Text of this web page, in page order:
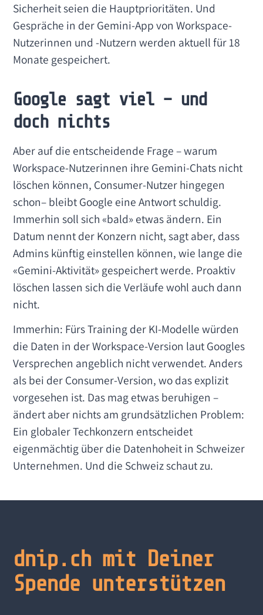
Sicherheit seien die Hauptprioritäten. Und
Gespräche in der Gemini-App von Workspace-
Nutzerinnen und -Nutzern werden aktuell für 18
Monate gespeichert.
Google sagt viel – und
doch nichts
Aber auf die entscheidende Frage – warum
Workspace-Nutzerinnen ihre Gemini-Chats nicht
löschen können, Consumer-Nutzer hingegen
schon– bleibt Google eine Antwort schuldig.
Immerhin soll sich «bald» etwas ändern. Ein
Datum nennt der Konzern nicht, sagt aber, dass
Admins künftig einstellen können, wie lange die
«Gemini-Aktivität» gespeichert werde. Proaktiv
löschen lassen sich die Verläufe wohl auch dann
nicht.
Immerhin: Fürs Training der KI-Modelle würden
die Daten in der Workspace-Version laut Googles
Versprechen angeblich nicht verwendet. Anders
als bei der Consumer-Version, wo das explizit
vorgesehen ist. Das mag etwas beruhigen –
ändert aber nichts am grundsätzlichen Problem:
Ein globaler Techkonzern entscheidet
eigenmächtig über die Datenhoheit in Schweizer
Unternehmen. Und die Schweiz schaut zu.
dnip.ch mit Deiner
Spende unterstützen